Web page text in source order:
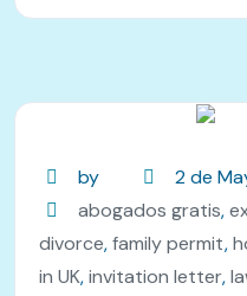
by
2 de
abogados gratis,
divorce,family permit,
in UK,invitation letter,